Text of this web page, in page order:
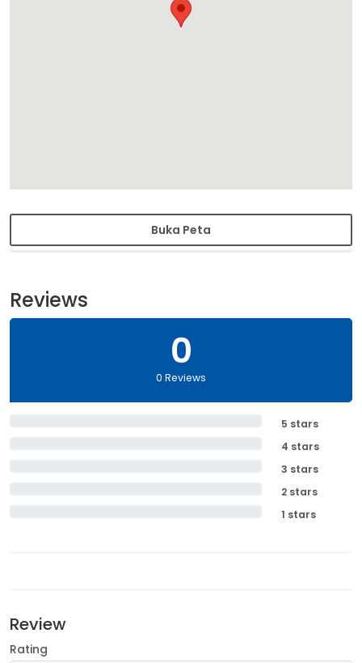
Buka Peta
Reviews
0
0 Reviews
5 stars
4 stars
3 stars
2 stars
1 stars
Review
Rating